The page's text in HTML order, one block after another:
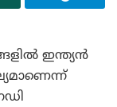
ഇന്ത്യൻ